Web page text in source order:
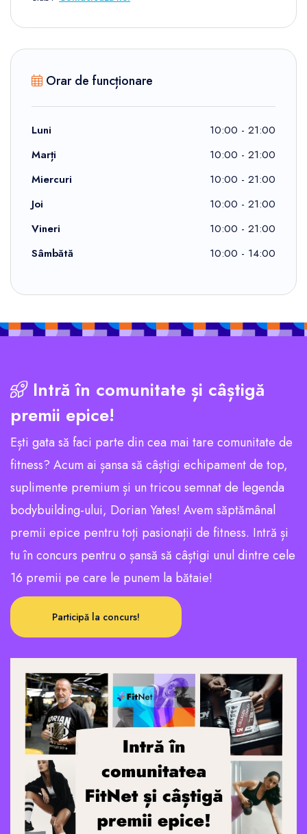
Orar de funcționare
Luni
10:00 - 21:00
Marți
10:00 - 21:00
Miercuri
10:00 - 21:00
Joi
10:00 - 21:00
Vineri
10:00 - 21:00
Sâmbătă
10:00 - 14:00
Intră în comunitate și câștigă
premii epice!
Ești gata să faci parte din cea mai tare comunitate de
fitness? Acum ai șansa să câștigi echipament de top,
suplimente premium și un tricou semnat de legenda
bodybuilding-ului, Dorian Yates! Avem săptămânal
premii epice pentru toți pasionații de fitness. Intră și
tu în concurs pentru o șansă să câștigi unul dintre cele
16 premii pe care le punem la bătaie!
Participă la concurs!